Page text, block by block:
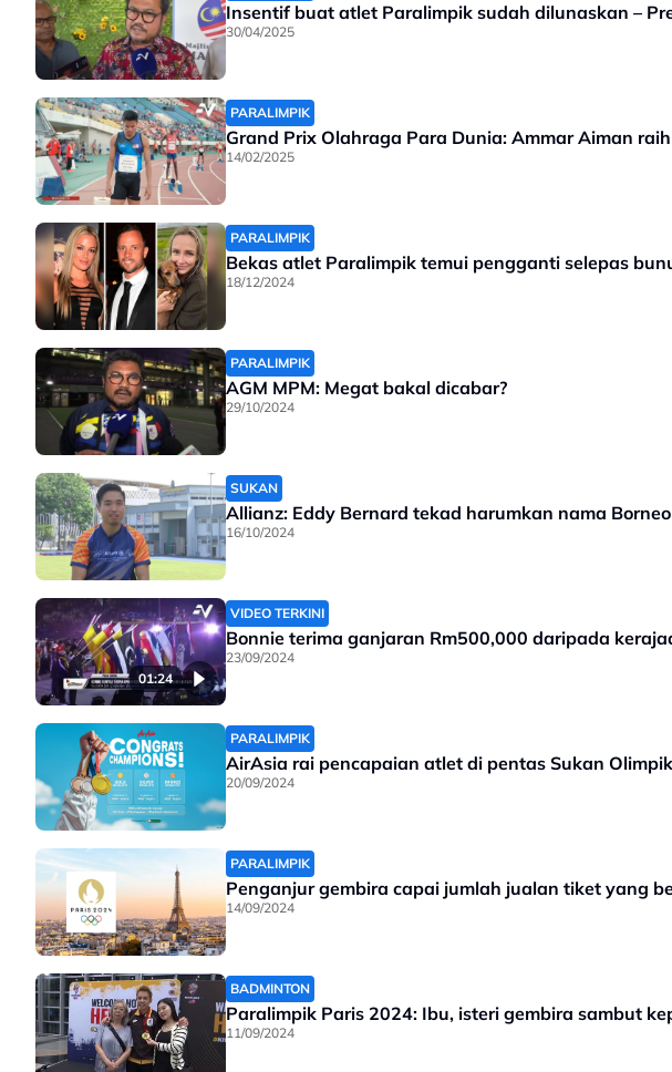
Insentif buat atlet Paralimpik sudah dilunaskan –
30/04/2025
PARALIMPIK
Grand Prix Olahraga Para Dunia: Ammar Aiman
14/02/2025
PARALIMPIK
Bekas atlet Paralimpik temui pengganti selepas
18/12/2024
PARALIMPIK
AGM MPM: Megat bakal dicabar?
29/10/2024
SUKAN
Allianz: Eddy Bernard tekad harumkan nama Borneo
16/10/2024
01:24
VIDEO TERKINI
Bonnie terima ganjaran Rm500,000 daripada
23/09/2024
PARALIMPIK
AirAsia rai pencapaian atlet di pentas Sukan
20/09/2024
PARALIMPIK
Penganjur gembira capai jumlah jualan tiket yang
14/09/2024
BADMINTON
Paralimpik Paris 2024: Ibu, isteri gembira sambut
11/09/2024